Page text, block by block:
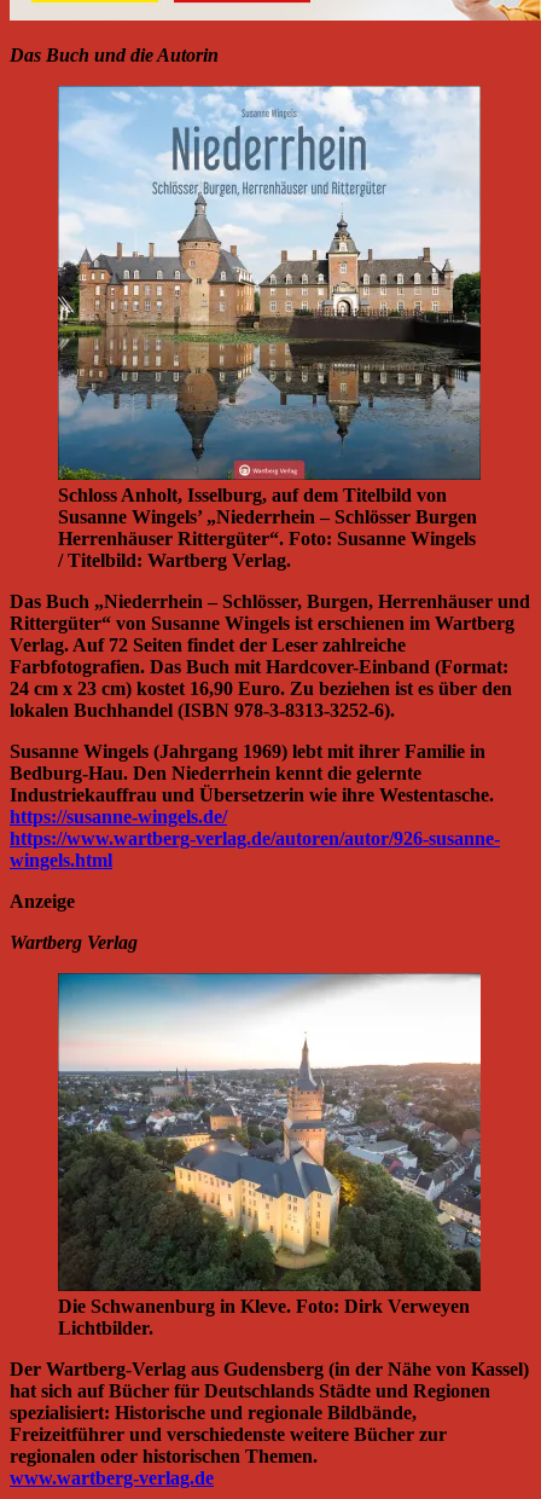
Das Buch und die Autorin
Schloss Anholt, Isselburg, auf dem Titelbild von
Susanne Wingels’ „Niederrhein – Schlösser Burgen
Herrenhäuser Rittergüter“. Foto: Susanne Wingels
/ Titelbild: Wartberg Verlag.
Das Buch „Niederrhein – Schlösser, Burgen, Herrenhäuser und
Rittergüter“ von Susanne Wingels ist erschienen im Wartberg
Verlag. Auf 72 Seiten findet der Leser zahlreiche
Farbfotografien. Das Buch mit Hardcover-Einband (Format:
24 cm x 23 cm) kostet 16,90 Euro. Zu beziehen ist es über den
lokalen Buchhandel (ISBN 978-3-8313-3252-6).
Susanne Wingels (Jahrgang 1969) lebt mit ihrer Familie in
Bedburg-Hau. Den Niederrhein kennt die gelernte
Industriekauffrau und Übersetzerin wie ihre Westentasche.
https://susanne-wingels.de/
https://www.wartberg-verlag.de/autoren/autor/926-susanne-
wingels.html
Anzeige
Wartberg Verlag
Die Schwanenburg in Kleve. Foto: Dirk Verweyen
Lichtbilder.
Der Wartberg-Verlag aus Gudensberg (in der Nähe von Kassel)
hat sich auf Bücher für Deutschlands Städte und Regionen
spezialisiert: Historische und regionale Bildbände,
Freizeitführer und verschiedenste weitere Bücher zur
regionalen oder historischen Themen.
www.wartberg-verlag.de